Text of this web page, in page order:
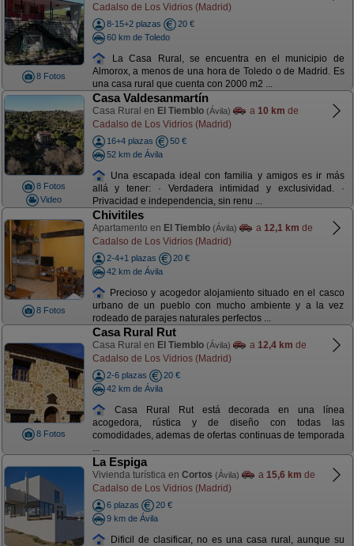
8 Fotos
Cadalso de Los Vidrios (Madrid)
8-15+2 plazas
20 €
60 km de Toledo
La Casa Rural, se encuentra en el municipio de
Almorox, a menos de una hora de Toledo o de Madrid. Es
una casa rural que cuenta con 2000 m2 ...
8 Fotos
Video
Casa Valdesanmartín
Casa Rural en El Tiemblo (Ávila) a 10 km de
Cadalso de Los Vidrios (Madrid)
16+4 plazas
50 €
52 km de Ávila
Una escapada ideal con familia y amigos es ir más
allá y tener: · Verdadera intimidad y exclusividad. ·
Privacidad e independencia, sin renu ...
8 Fotos
Chivitiles
Apartamento en El Tiemblo (Ávila) a 12,1 km de
Cadalso de Los Vidrios (Madrid)
2-4+1 plazas
20 €
42 km de Ávila
Precioso y acogedor alojamiento situado en el casco
urbano de un pueblo con mucho ambiente y a la vez
rodeado de parajes naturales perfectos ...
8 Fotos
Casa Rural Rut
Casa Rural en El Tiemblo (Ávila) a 12,4 km de
Cadalso de Los Vidrios (Madrid)
2-6 plazas
20 €
42 km de Ávila
Casa Rural Rut está decorada en una línea
acogedora, rústica y de diseño con todas las
comodidades, ademas de ofertas continuas de temporada
...
La Espiga
Vivienda turística en Cortos (Ávila) a 15,6 km de
Cadalso de Los Vidrios (Madrid)
6 plazas
20 €
9 km de Ávila
Dificil de clasificar, no es una casa rural, aunque su